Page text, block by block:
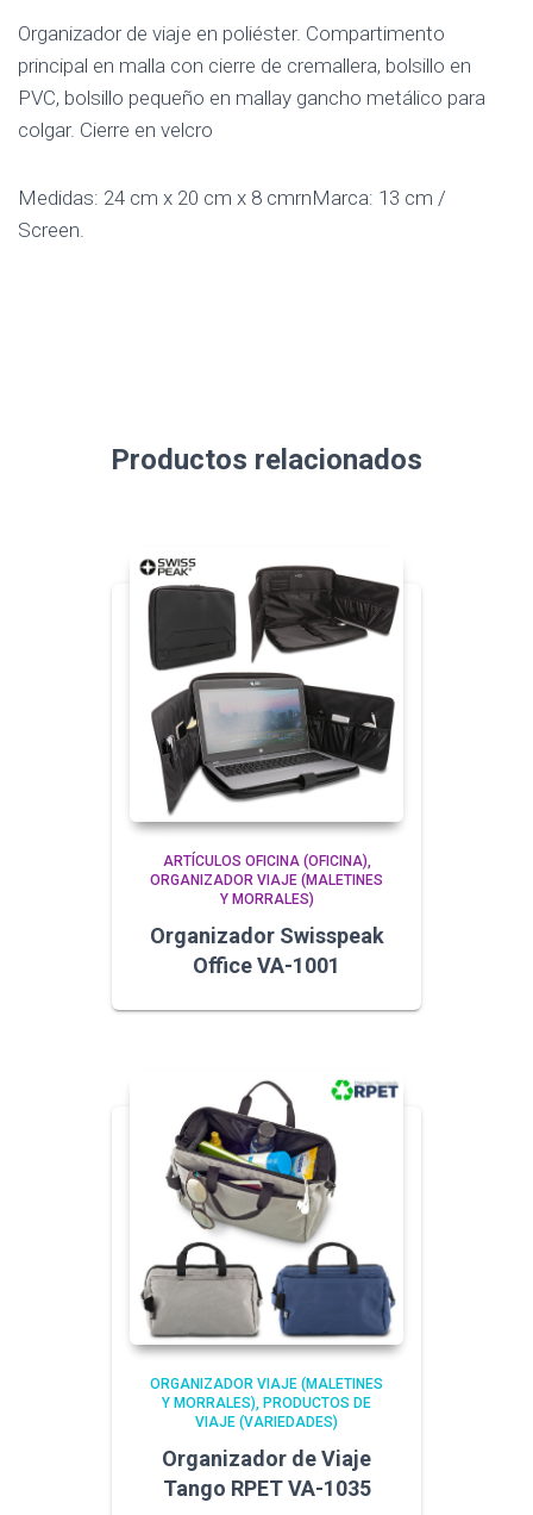
Organizador de viaje en poliéster. Compartimento
principal en malla con cierre de cremallera, bolsillo en
PVC, bolsillo pequeño en mallay gancho metálico para
colgar. Cierre en velcro
Medidas: 24 cm x 20 cm x 8 cmrnMarca: 13 cm /
Screen.
Productos relacionados
ARTÍCULOS OFICINA (OFICINA)
ORGANIZADOR VIAJE (MALETINES
Y MORRALES)
Organizador Swisspeak
Office VA-1001
ORGANIZADOR VIAJE (MALETINES
Y MORRALES) PRODUCTOS DE
VIAJE (VARIEDADES)
Organizador de Viaje
Tango RPET VA-1035